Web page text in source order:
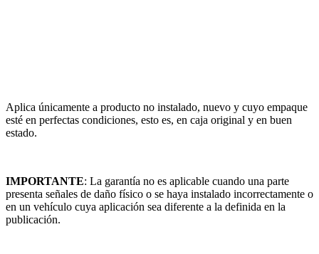
Aplica únicamente a producto no instalado, nuevo y cuyo empaque
esté en perfectas condiciones, esto es, en caja original y en buen
estado.
IMPORTANTE: La garantía no es aplicable cuando una parte
presenta señales de daño físico o se haya instalado incorrectamente o
en un vehículo cuya aplicación sea diferente a la definida en la
publicación.